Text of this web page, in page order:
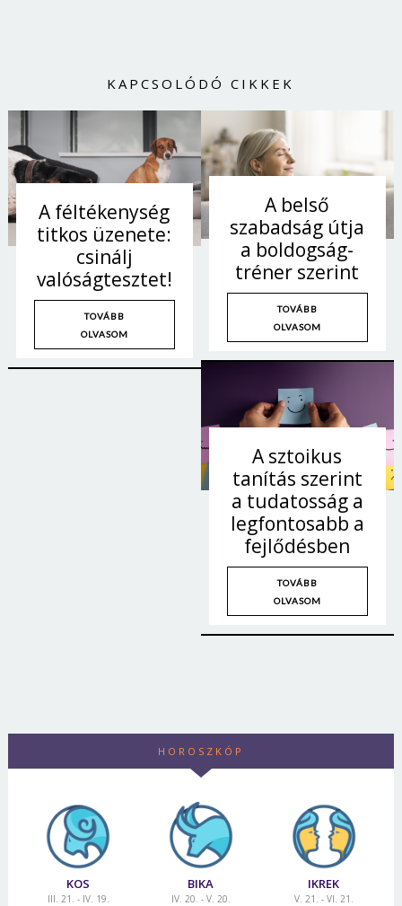
KAPCSOLÓDÓ CIKKEK
A féltékenység
titkos üzenete:
csinálj
valóságtesztet!
TOVÁBB
OLVASOM
A belső
szabadság útja
a boldogság-
tréner szerint
TOVÁBB
OLVASOM
A sztoikus
tanítás szerint
a tudatosság a
legfontosabb a
fejlődésben
TOVÁBB
OLVASOM
HOROSZKÓP
KOS
III. 21. - IV. 19.
BIKA
IV. 20. - V. 20.
IKREK
V. 21. - VI. 21.
Mégse Bejelentkezés